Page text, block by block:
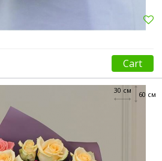
Cart
60 см
30 см